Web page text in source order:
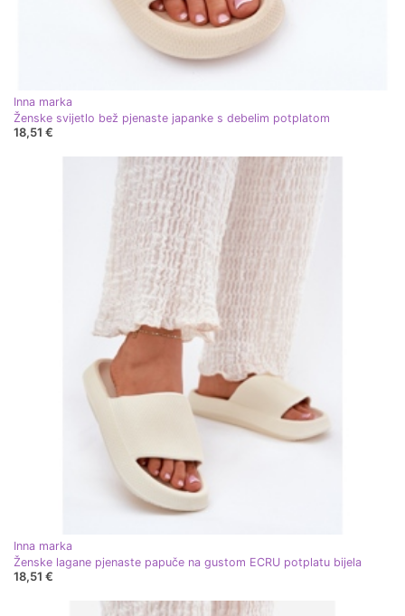
Inna marka
Ženske svijetlo bež pjenaste japanke s debelim potplatom
18,51 €
Inna marka
Ženske lagane pjenaste papuče na gustom ECRU potplatu bijela
18,51 €